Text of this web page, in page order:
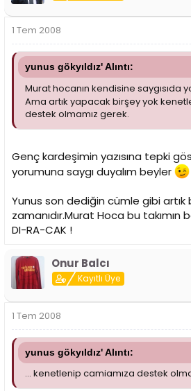
1 Tem 2008
yunus gökyıldız' Alıntı:
Murat hocanın kendisine saygısıda
Ama artık yapacak birşey yok
destek olmamız gerek.
Genç kardeşimin yazısına tepki
yorumuna saygı duyalım beyler
Yunus son dediğin cümle gibi artık
zamanıdır.Murat Hoca bu takımın
DI-RA-CAK !
Onur Balcı
Kayıtlı Üye
1 Tem 2008
yunus gökyıldız' Alıntı:
... kenetlenip camiamıza destek